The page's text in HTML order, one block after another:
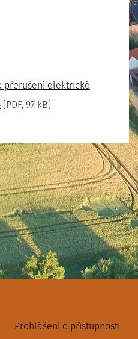
přerušení elektrické
[PDF, 97 kB]
Prohlášení o přístupnosti